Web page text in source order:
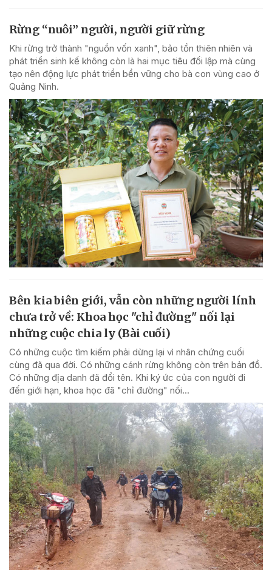
Rừng “nuôi” người, người giữ rừng
Khi rừng trở thành "nguồn vốn xanh", bảo tồn thiên nhiên và
phát triển sinh kế không còn là hai mục tiêu đối lập mà cùng
tạo nên động lực phát triển bền vững cho bà con vùng cao ở
Quảng Ninh.
Bên kia biên giới, vẫn còn những người lính
chưa trở về: Khoa học "chỉ đường" nối lại
những cuộc chia ly (Bài cuối)
Có những cuộc tìm kiếm phải dừng lại vì nhân chứng cuối
cùng đã qua đời. Có những cánh rừng không còn trên bản đồ.
Có những địa danh đã đổi tên. Khi ký ức của con người đi
đến giới hạn, khoa học đã "chỉ đường" nối...